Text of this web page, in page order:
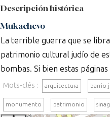
Descripción histórica
Mukachevo
La terrible guerra que se
patrimonio cultural judío de
bombas. Si bien estas
Mots-clés : arquitectura barrio
monumento patrimonio